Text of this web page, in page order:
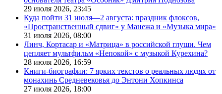
29 июля 2026, 23:45
Куда пойти 31 июля—2 августа: праздник флоксов,
«Пространственный сдвиг» у Манежа и «Музыка мира»
31 июля 2026, 08:00
Линч, Кортасар и «Матрица» в российской глуши. Чем
цепляет мультфильм «Непокой» с музыкой Курехина?
28 июля 2026, 16:59
Книги-биографии: 7 ярких текстов о реальных людях от
монахинь Средневековья до Энтони Хопкинса
27 июля 2026, 18:00